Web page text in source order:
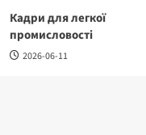
Кадри для легкої
промисловості
2026-06-11